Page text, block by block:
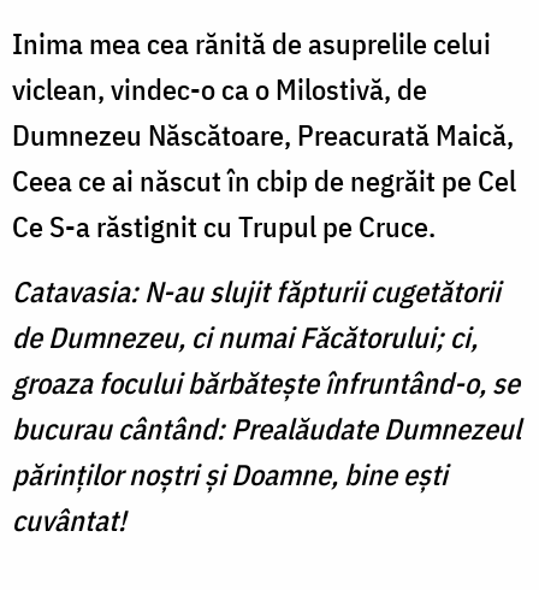
Inima mea cea rănită de asuprelile celui
viclean, vindec-o ca o Milostivă, de
Dumnezeu Născătoare, Preacurată Maică,
Ceea ce ai născut în cbip de negrăit pe Cel
Ce S-a răstignit cu Trupul pe Cruce.
Catavasia: N-au slujit făpturii cuge­tătorii
de Dumnezeu, ci numai Făcătorului; ci,
groaza focului bărbăteşte înfruntând-o, se
bucurau cântând: Prealăudate Dumnezeul
părinţilor noştri şi Doamne, bine eşti
cuvântat!